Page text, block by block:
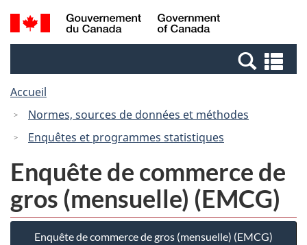
Passer
au
Passer
à
Canada
Recherche
et
et
Accueil
Normes, sources de données et méthodes
Enquêtes et programmes statistiques
Enquête de commerce de
gros (mensuelle) (EMCG)
Enquête de commerce de gros (mensuelle) (EMCG)